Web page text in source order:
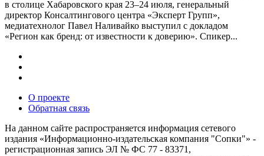
в столице Хабаровского края 23–24 июля, генеральный
директор Консалтингового центра «Эксперт Групп»,
медиатехнолог Павел Наливайко выступил с докладом
«Регион как бренд: от известности к доверию». Спикер...
О проекте
Обратная связь
На данном сайте распространяется информация сетевого
издания «Информационно-издательская компания "Сопки"» -
регистрационная запись ЭЛ № ФС 77 - 83371,